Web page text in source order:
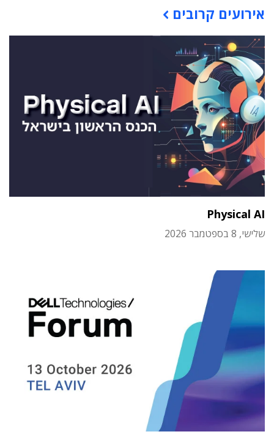
אירועים קרובים
Physical AI
שלישי, 8 בספטמבר 2026